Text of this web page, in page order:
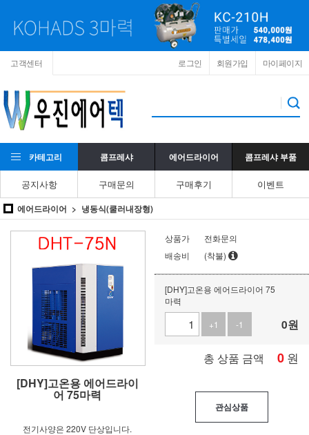
고객센터 마이페이지
회원가입
로그인
카테고리 콤프레샤 에어드라이어 콤프레샤 부품
공지사항 구매문의 구매후기 이벤트
에어드라이어 냉동식(쿨러내장형)
[DHY]고온용 에어드라이
어 75마력
전기사양은 220V 단상입니다.
상품가
전화문의
배송비
(착불)
[DHY]고온용 에어드라이어 75
마력
+1
-1 0원
총 상품 금액 0 원
관심상품